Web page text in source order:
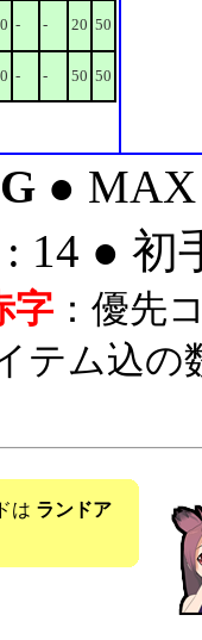
- - 20 50
- - 50 50
●
14 ● 初
字 ：優先
ム込の
は ランドア